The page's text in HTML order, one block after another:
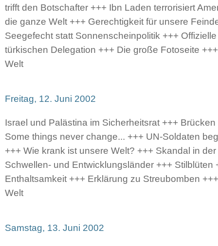
trifft den Botschafter +++ Ibn Laden terrorisiert
die ganze Welt +++ Gerechtigkeit für unsere
Seegefecht statt Sonnenscheinpolitik +++
türkischen Delegation +++ Die große Fotoseite
Welt
Freitag, 12. Juni 2002
Israel und Palästina im Sicherheitsrat +++
Some things never change... +++ UN-Soldaten
+++ Wie krank ist unsere Welt? +++ Skandal in
Schwellen- und Entwicklungsländer +++ Stilblüten
Enthaltsamkeit +++ Erklärung zu Streubomben
Welt
Samstag, 13. Juni 2002